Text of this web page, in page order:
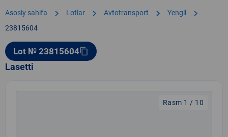
Asosiy sahifa chevron_right Lotlar chevron_right Avtotransport chevron_right Yengil chevron_right
23815604
Lot № 23815604content_copy
Lasetti
Rasm 1 / 10